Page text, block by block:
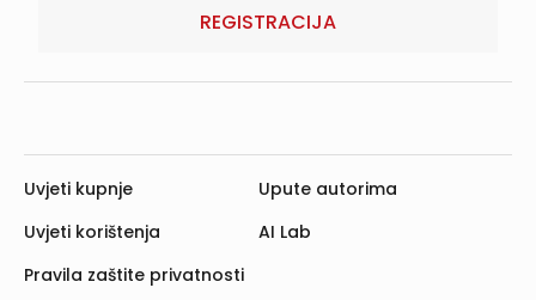
REGISTRACIJA
Uvjeti kupnje
Uvjeti korištenja
Pravila zaštite privatnosti
Upute autorima
AI Lab